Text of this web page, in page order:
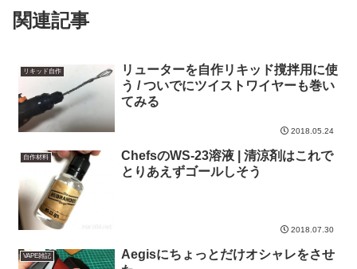
関連記事
リキッド自作
リューターを自作リキッド撹拌用に使
う / ついでにツイストワイヤーも巻い
てみる
2018.05.24
自作材料
ChefsのWS-23溶液 | 清涼剤はこれで
とりあえずゴールしそう
2018.07.30
VAPE雑記
Aegisにちょっとだけオシャレをさせ